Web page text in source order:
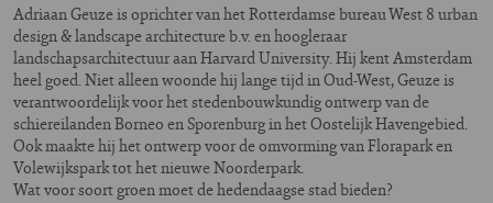
Adriaan Geuze is oprichter van het Rotterdamse bureau West 8 urban
design & landscape architecture b.v. en hoogleraar
landschapsarchitectuur aan Harvard University. Hij kent Amsterdam
heel goed. Niet alleen woonde hij lange tijd in Oud-West, Geuze is
verantwoordelijk voor het stedenbouwkundig ontwerp van de
schiereilanden Borneo en Sporenburg in het Oostelijk Havengebied.
Ook maakte hij het ontwerp voor de omvorming van Florapark en
Volewijkspark tot het nieuwe Noorderpark.
Wat voor soort groen moet de hedendaagse stad bieden?